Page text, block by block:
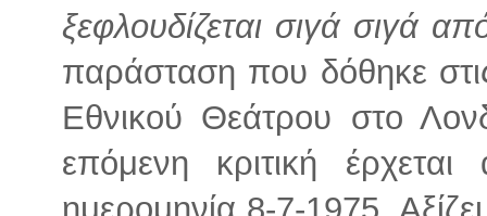
ξεφλουδίζεται σιγά σιγά
παράσταση που δόθηκε
Εθνικού Θεάτρου στο
επόμενη κριτική
ημερομηνία 8-7-1975.